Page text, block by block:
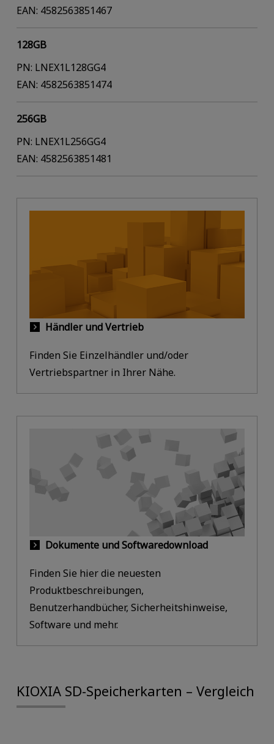
EAN: 4582563851467
128GB
PN: LNEX1L128GG4
EAN: 4582563851474
256GB
PN: LNEX1L256GG4
EAN: 4582563851481
Händler und Vertrieb
Finden Sie Einzelhändler und/oder
Vertriebspartner in Ihrer Nähe.
Dokumente und Softwaredownload
Finden Sie hier die neuesten
Produktbeschreibungen,
Benutzerhandbücher, Sicherheitshinweise,
Software und mehr.
KIOXIA SD-Speicherkarten – Vergleich